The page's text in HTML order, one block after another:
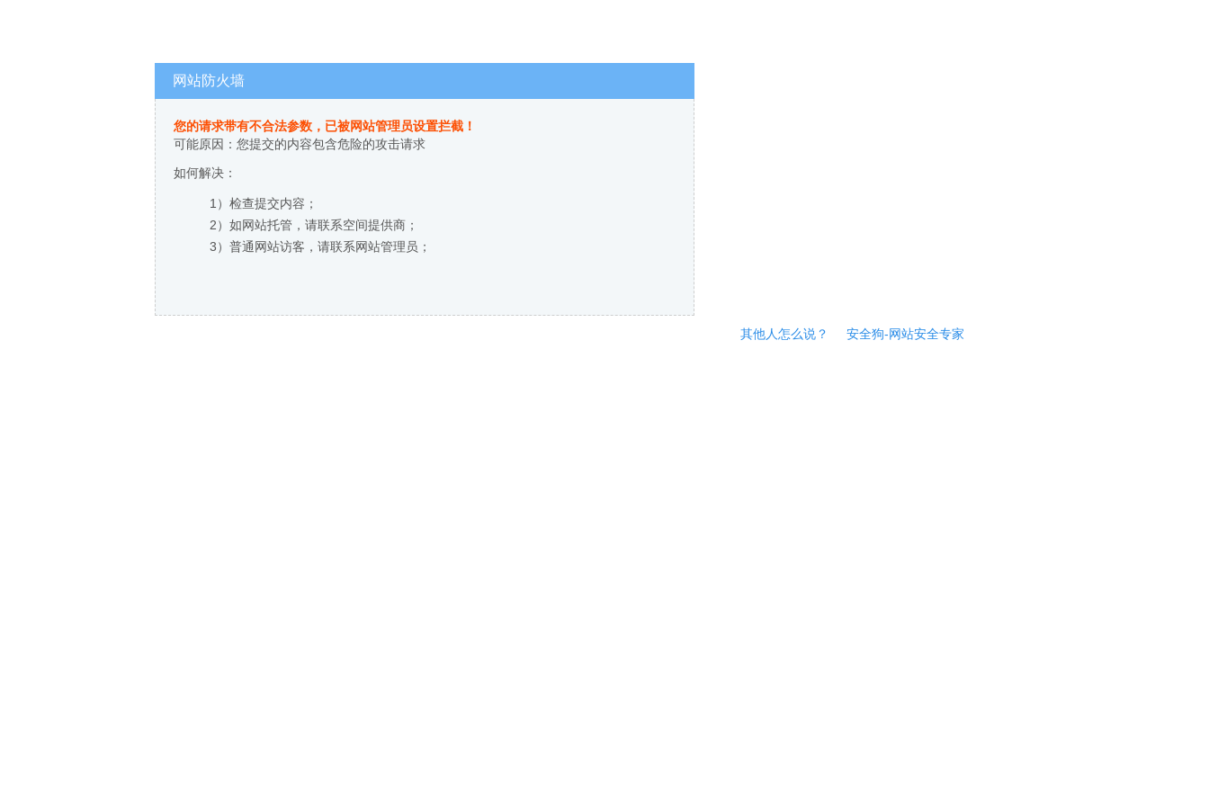
网站防火墙
您的请求带有不合法参数，已被网站管理员设置拦截！
可能原因：您提交的内容包含危险的攻击请求
如何解决：
1）检查提交内容；
2）如网站托管，请联系空间提供商；
3）普通网站访客，请联系网站管理员；
其他人怎么说？ 安全狗-网站安全专家